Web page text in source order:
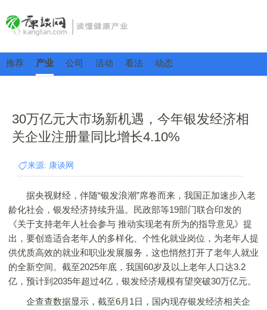
推荐 产业 公司 活动 看法 动态
30万亿元大市场新机遇，今年银发经济相
关企业注册量同比增长4.10%
来源: 康谈网
据央视财经，伴随“银发浪潮”席卷而来，我国正加速步入老
龄化社会，银发经济持续升温。民政部等19部门联合印发的
《关于支持老年人社会参与 推动实现老有所为的指导意见》提
出，要创造适合老年人的多样化、个性化就业岗位，为老年人提
供优质高效的就业和职业发展服务，这也悄然打开了老年人就业
的全新空间。截至2025年底，我国60岁及以上老年人口达3.2
亿，预计到2035年超过4亿，银发经济规模有望突破30万亿元。
企查查数据显示，截至6月1日，国内现存银发经济相关企